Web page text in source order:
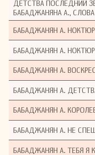
ДЕТСТВА ПОСЛЕДНИЙ
БАБАДЖАНЯНА А.,
БАБАДЖАНЯН А.
БАБАДЖАНЯН А.
БАБАДЖАНЯН А.
БАБАДЖАНЯН А.
БАБАДЖАНЯН А.
БАБАДЖАНЯН А. НЕ
БАБАДЖАНЯН А. ТЕБЯ Я